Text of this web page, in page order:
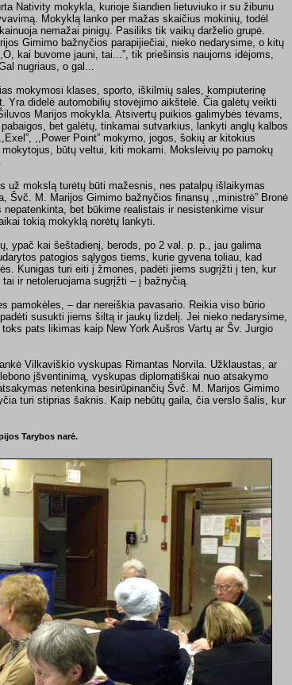
Nativity mokykla, kurioje šiandien lietuviuko ir su žiburiu
Mokyklą lanko per mažas skaičius mokinių, todėl
nemažai pinigų. Pasiliks tik vaikų darželio grupė.
Gimimo bažnyčios parapijiečiai, nieko nedarysime, o kitų
kai buvome jauni, tai...”, tik priešinsis naujoms idėjoms,
nugriaus, o gal...
mokymosi klases, sporto, iškilmių sales, kompiuterinę
Yra didelė automobilių stovėjimo aikštelė. Čia galėtų veikti
Marijos mokykla. Atsivertų puikios galimybės tėvams,
bet galėtų, tinkamai sutvarkius, lankyti anglų kalbos
,,Power Point” mokymo, jogos, šokių ar kitokius
būtų veltui, kiti mokami. Moksleivių po pamokų
už mokslą turėtų būti mažesnis, nes patalpų išlaikymas
Švč. M. Marijos Gimimo bažnyčios finansų ,,ministrė” Bronė
bet būkime realistais ir nesistenkime visur
tokią mokyklą norėtų lankyti.
ypač kai šeštadienį, berods, po 2 val. p. p., jau galima
patogios sąlygos tiems, kurie gyvena toliau, kad
Kunigas turi eiti į žmones, padėti jiems sugrįžti į ten, kur
ir netoleruojama sugrįžti – į bažnyčią.
pamokėles, – dar nereiškia pavasario. Reikia viso būrio
susukti jiems šiltą ir jaukų lizdelį. Jei nieko nedarysime,
pats likimas kaip New York Aušros Vartų ar Šv. Jurgio
Vilkaviškio vyskupas Rimantas Norvila. Užklaustas, ar
įšventinimą, vyskupas diplomatiškai nuo atsakymo
netenkina besirūpinančių Švč. M. Marijos Gimimo
turi stiprias šaknis. Kaip nebūtų gaila, čia verslo šalis, kur
Tarybos narė.